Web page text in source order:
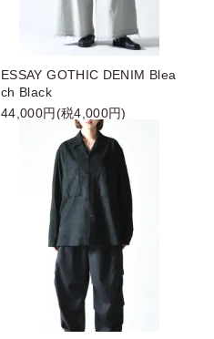
ESSAY GOTHIC DENIM Blea
ch Black
44,000円(税4,000円)